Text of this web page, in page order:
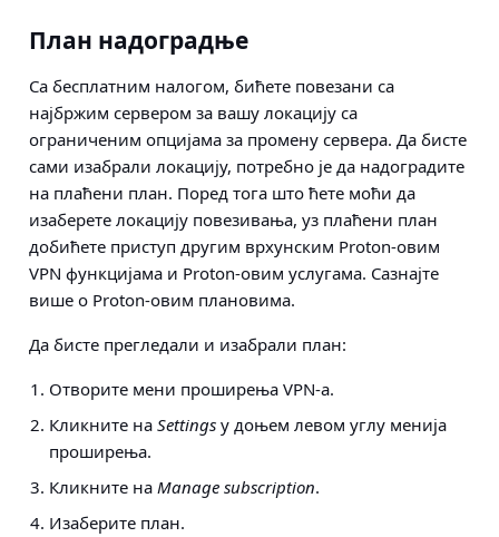
План надоградње
Са бесплатним налогом, бићете повезани са
најбржим сервером за вашу локацију са
ограниченим опцијама за промену сервера. Да бисте
сами изабрали локацију, потребно је да надоградите
на плаћени план. Поред тога што ћете моћи да
изаберете локацију повезивања, уз плаћени план
добићете приступ другим врхунским Proton-овим
VPN функцијама и Proton-овим услугама. Сазнајте
више о Proton-овим плановима.
Да бисте прегледали и изабрали план:
Отворите мени проширења VPN-а.
Кликните на Settings у доњем левом углу менија
проширења.
Кликните на Manage subscription.
Изаберите план.